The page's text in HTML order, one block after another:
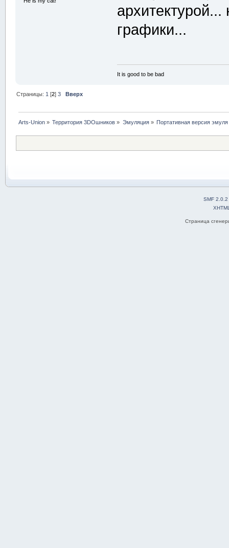
графики...
It is good to be bad
Страницы: 1 [2]3 Вверх
Arts-Union » Территория 3DOшников » Эмуляция» Портативная версия эмуля
SMF 2.0.2
Страница